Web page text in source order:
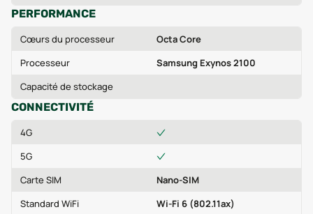
PERFORMANCE
Cœurs du processeur
Octa Core
Processeur
Samsung Exynos 2100
Capacité de stockage
CONNECTIVITÉ
4G
5G
Carte SIM
Nano-SIM
Standard WiFi
Wi-Fi 6 (802.11ax)